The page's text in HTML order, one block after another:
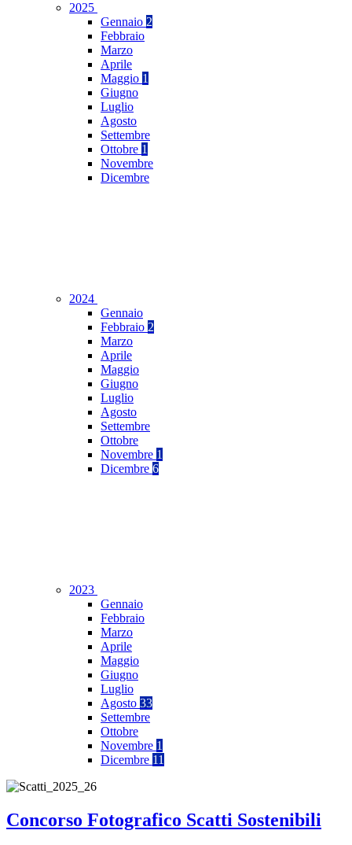
2025
Gennaio 2
Febbraio
Marzo
Aprile
Maggio 1
Giugno
Luglio
Agosto
Settembre
Ottobre 1
Novembre
Dicembre
2024
Gennaio
Febbraio 2
Marzo
Aprile
Maggio
Giugno
Luglio
Agosto
Settembre
Ottobre
Novembre 1
Dicembre 6
2023
Gennaio
Febbraio
Marzo
Aprile
Maggio
Giugno
Luglio
Agosto 33
Settembre
Ottobre
Novembre 1
Dicembre 11
Concorso Fotografico Scatti Sostenibili